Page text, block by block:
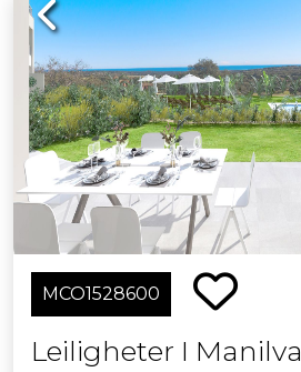
MCO1528600
Leiligheter I Manilva